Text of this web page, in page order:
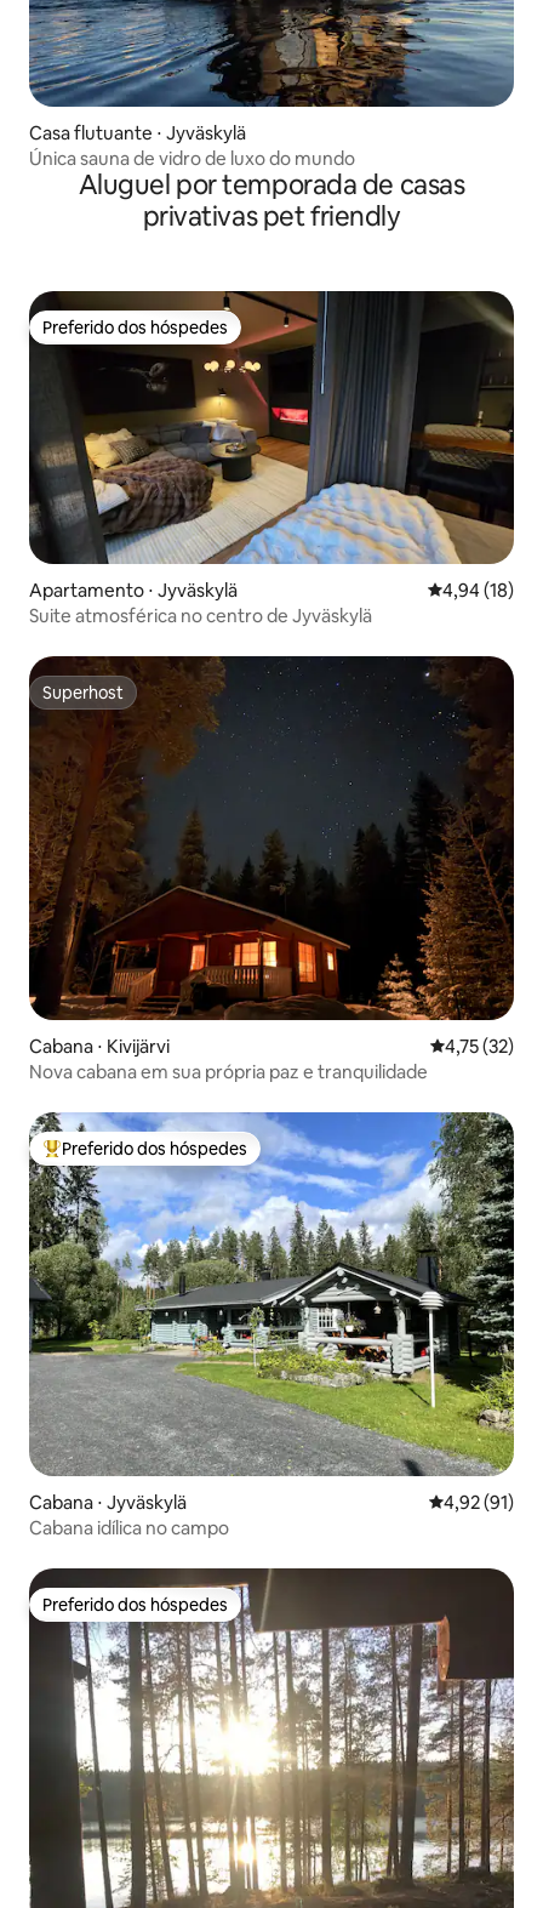
Casa flutuante ⋅ Jyväskylä
Única sauna de vidro de luxo do mundo
Aluguel por temporada de casas
privativas pet friendly
Preferido dos hóspedes
Preferido dos hóspedes
Apartamento ⋅ Jyväskylä 4,94 de uma
4,94 (18)
Suite atmosférica no centro de Jyväskylä
Superhost
Superhost
Cabana ⋅ Kivijärvi 4,75 de uma
4,75 (32)
Nova cabana em sua própria paz e tranquilidade
Entre os melhores preferidos dos hóspedes
Preferido dos hóspedes
Cabana ⋅ Jyväskylä 4,92 de uma
4,92 (91)
Cabana idílica no campo
Preferido dos hóspedes
Preferido dos hóspedes